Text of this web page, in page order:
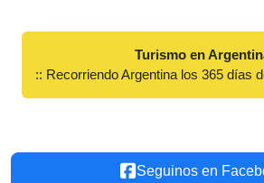
Turismo en
:: Recorriendo Argentina los 365 días
Seguinos en